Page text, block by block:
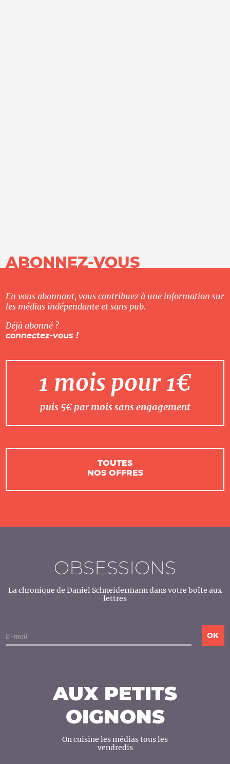
ABONNEZ-VOUS
En vous abonnant, vous contribuez à une information sur
les médias indépendante et sans pub.
Déjà abonné ?
connectez-vous !
1 mois pour 1€
puis 5€ par mois sans engagement
TOUTES
NOS OFFRES
OBSESSIONS
La chronique de Daniel Schneidermann dans votre boîte aux
lettres
AUX PETITS
OIGNONS
On cuisine les médias tous les
vendredis